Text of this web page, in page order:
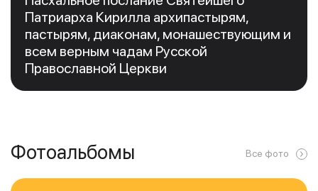
Патриарха Кирилла архипастырям,
пастырям, диаконам, монашествующим и
всем верным чадам Русской
Православной Церкви
Фотоальбомы Все фото